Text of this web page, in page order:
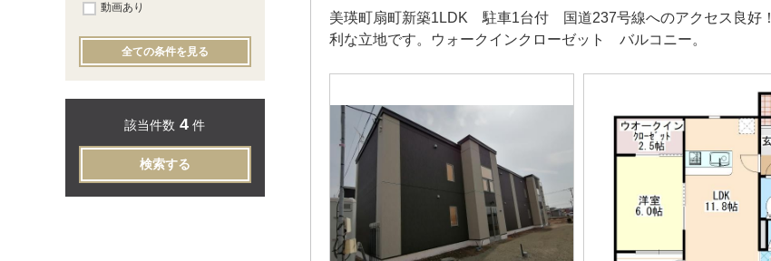
美瑛町扇町新築1LDK 駐車1台付 国道237号線へのアクセス良好
利な立地です。ウォークインクローゼット バルコニー。
動画あり
全ての条件を見る
該当件数 4 件
検索する